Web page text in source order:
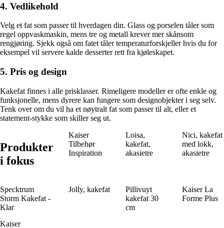
4. Vedlikehold
Velg et fat som passer til hverdagen din. Glass og porselen tåler som
regel oppvaskmaskin, mens tre og metall krever mer skånsom
rengjøring. Sjekk også om fatet tåler temperaturforskjeller hvis du for
eksempel vil servere kalde desserter rett fra kjøleskapet.
5. Pris og design
Kakefat finnes i alle prisklasser. Rimeligere modeller er ofte enkle og
funksjonelle, mens dyrere kan fungere som designobjekter i seg selv.
Tenk over om du vil ha et nøytralt fat som passer til alt, eller et
statement-stykke som skiller seg ut.
Produkter
i fokus
Kaiser
Tilbehør
Inspiration
Loisa,
kakefat,
akasietre
Nici, kakefat
med lokk,
akasietre
Specktrum
Storm Kakefat -
Klar
Jolly, kakefat
Pillivuyt
kakefat 30
cm
Kaiser La
Forme Plus
Kaiser